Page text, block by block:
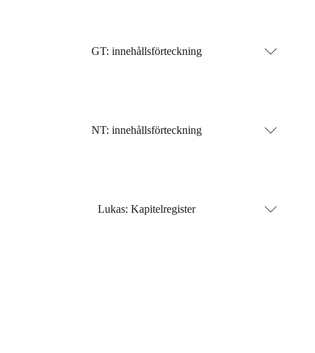
GT: innehållsförteckning
NT: innehållsförteckning
Lukas: Kapitelregister